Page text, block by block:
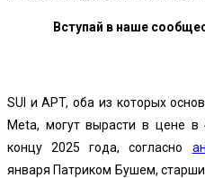
Вступай в наше
SUI и APT, оба из которых
Meta, могут вырасти в цене в
концу 2025 года, согласно
января Патриком Бушем,